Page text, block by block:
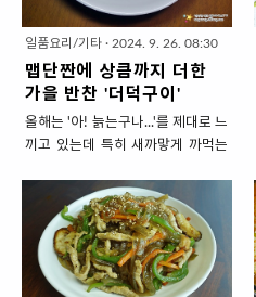
이 1종이컵, 황태(북어)채 1줌, 오..
한가운데 놓고 메인요리로 드실 수
있게 '황태채볶음'을 만들었습니다.
제육볶음의 황태버전이라고 생각하
시면 됩니다.수분감 가득한 양파를
넣어 촉촉하면서 제육양념처럼 맵
단짠하게 볶아내겠습니다. 밑반찬
말고 요리로~ 맵단짠+촉촉한 '황태
찬) ▣ 주재료 : 황태채 (3종이컵), 양
파(대) 1/2개, 대파 10cm 한토막,식
용유2밥숟가락, 다진 마늘 1밥숟가
락. * 황태는 3~4cm 길이로 자른
것을..
일품요리/기타 · 2024. 9. 26. 08:30
맵단짠에 상큼까지 더한
가을 반찬 '더덕구이'
올해는 '아! 늙는구나...'를 제대로 느
끼고 있는데 특히 새까맣게 까먹는
로 직전에 더덕을 사다놓고는 지난
토요일에서야 발견하고 ... 머리를
쥐어 박았습니다. 혹시나.. 블로그를
뒤져보기 9년동안 '더덕구이'를 한
번도 소개한적도 없더라고요. 요리